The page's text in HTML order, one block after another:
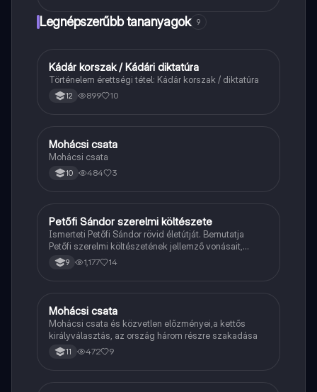
Legnépszerűbb tananyagok 9
Töri
Kádár korszak / Kádári diktatúra
Történelem érettségi tétel: Kádár korszak / diktatúra
12 899 10
Magyar
Mohácsi csata
Mohácsi csata
10 484 3
Magyar
Petőfi Sándor szerelmi költészete
Ismerteti Petőfi Sándor rövid életútját. Bemutatja
Petőfi szerelmi költészetének jellemző vonásait,
vereseinek ihletőit és külön kitér a hitvesi
költészetére.
9 1,177 14
Töri
Mohácsi csata
Mohácsi csata és közvetlen előzményei,a kettős
királyválasztás, az ország három részre szakadása
11 472 9